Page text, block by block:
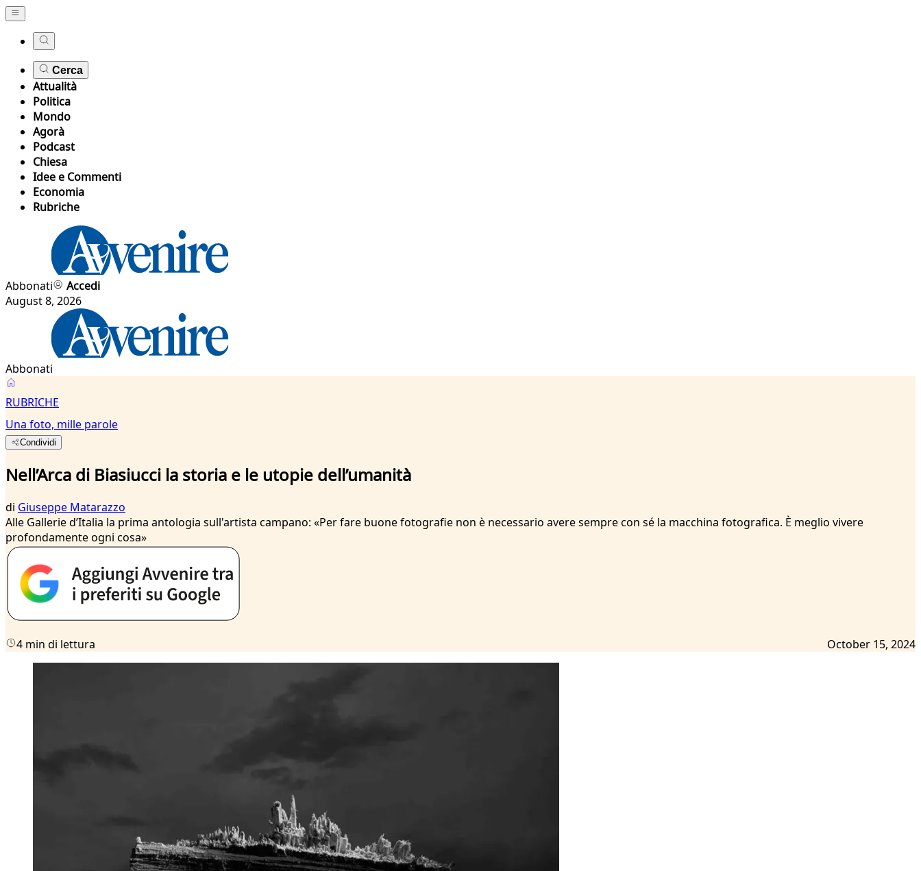
Cerca
Attualità
Politica
Mondo
Agorà
Podcast
Chiesa
Idee e Commenti
Economia
Rubriche
Abbonati
Accedi
August 8, 2026
Abbonati
RUBRICHE
Una foto, mille parole
Condividi
Nell’Arca di Biasiucci la storia e le utopie dell’umanità
di Giuseppe Matarazzo
Alle Gallerie d’Italia la prima antologia sull'artista campano: «Per fare buone fotografie non è necessario avere sempre con sé la macchina fotografica. È meglio vivere
profondamente ogni cosa»
4 min di lettura October 15, 2024